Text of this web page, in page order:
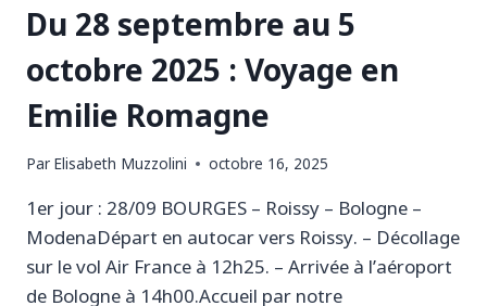
Du 28 septembre au 5
octobre 2025 : Voyage en
Emilie Romagne
Par Elisabeth Muzzolini octobre 16, 2025
1er jour : 28/09 BOURGES – Roissy – Bologne –
ModenaDépart en autocar vers Roissy. – Décollage
sur le vol Air France à 12h25. – Arrivée à l’aéroport
de Bologne à 14h00.Accueil par notre